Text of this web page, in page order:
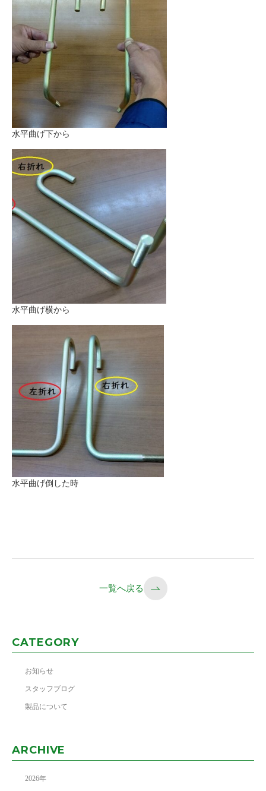
水平曲げ下から
水平曲げ横から
水平曲げ倒した時
一覧へ戻る
CATEGORY
お知らせ
スタッフブログ
製品について
ARCHIVE
2026年